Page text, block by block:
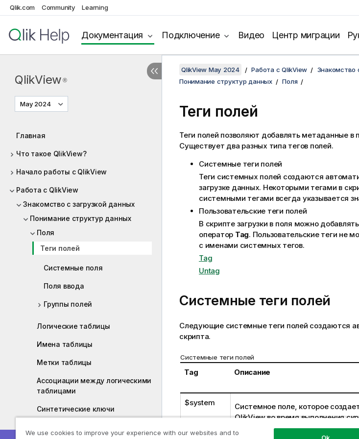
Qlik.com Community Learning
Документация Подключение Видео Центр миграции
QlikView ®
May 2024
Главная
Что такое QlikView?
Начало работы с QlikView
Работа с QlikView
Знакомство с загрузкой данных
Понимание структур данных
Поля
Теги полей
Системные поля
Поля ввода
Группы полей
Логические таблицы
Имена таблицы
Метки таблицы
Ассоциации между логическими
таблицами
Синтетические ключи
QlikView May 2024 Работа с QlikView
Знакомство
Понимание структур данных
Поля
Теги полей
Теги полей позволяют добавлять метаданные
Существует два разных типа тегов полей.
Системные теги полей
Теги системных полей создаются
загрузке данных. Некоторыми тегами в
системными тегами всегда указывается
Пользовательские теги полей
В скрипте загрузки в поля можно
оператор Tag. Пользовательские теги не
с именами системных тегов.
Tag
Untag
Системные теги полей
Следующие системные теги полей создаются
скрипта.
Системные теги полей
Tag Описание
$system
Системное поле, которое
QlikViewво время выполнения
Системные поля
We use cookies to improve your experience with our websites and to